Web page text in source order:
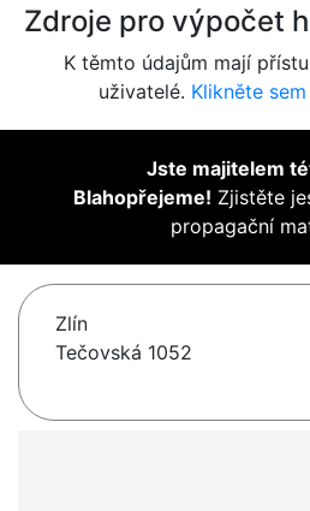
Zdroje pro výpočet
K těmto údajům mají
uživatelé. Klikněte
Jste majitelem
Blahopřejeme! Zjistěte
propagační
Zlín
Tečovská 1052